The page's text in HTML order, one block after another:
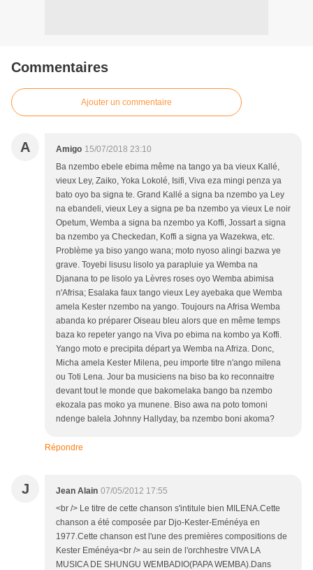
Commentaires
Ajouter un commentaire
A Amigo 15/07/2018 23:10
Ba nzembo ebele ebima même na tango ya ba vieux Kallé,
vieux Ley, Zaiko, Yoka Lokolé, Isifi, Viva eza mingi penza ya
bato oyo ba signa te. Grand Kallé a signa ba nzembo ya Ley
na ebandeli, vieux Ley a signa pe ba nzembo ya vieux Le noir
Opetum, Wemba a signa ba nzembo ya Koffi, Jossart a signa
ba nzembo ya Checkedan, Koffi a signa ya Wazekwa, etc.
Problème ya biso yango wana; moto nyoso alingi bazwa ye
grave. Toyebi lisusu lisolo ya parapluie ya Wemba na
Djanana to pe lisolo ya Lèvres roses oyo Wemba abimisa
n'Afrisa; Esalaka faux tango vieux Ley ayebaka que Wemba
amela Kester nzembo na yango. Toujours na Afrisa Wemba
abanda ko préparer Oiseau bleu alors que en même temps
baza ko repeter yango na Viva po ebima na kombo ya Koffi.
Yango moto e precipita départ ya Wemba na Afriza. Donc,
Micha amela Kester Milena, peu importe titre n'ango milena
ou Toti Lena. Jour ba musiciens na biso ba ko reconnaitre
devant tout le monde que bakomelaka bango ba nzembo
ekozala pas moko ya munene. Biso awa na poto tomoni
ndenge balela Johnny Hallyday, ba nzembo boni akoma?
Répondre
J Jean Alain 07/05/2012 17:55
<br /> Le titre de cette chanson s'intitule bien MILENA.Cette
chanson a été composée par Djo-Kester-Eménéya en
1977.Cette chanson est l'une des premières compositions de
Kester Eménéya<br /> au sein de l'orchhestre VIVA LA
MUSICA DE SHUNGU WEMBADIO(PAPA WEMBA).Dans